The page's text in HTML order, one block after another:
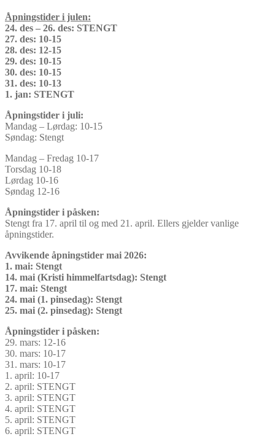
Åpningstider i julen:
24. des – 26. des: STENGT
27. des: 10-15
28. des: 12-15
29. des: 10-15
30. des: 10-15
31. des: 10-13
1. jan: STENGT
Åpningstider i juli:
Mandag – Lørdag: 10-15
Søndag: Stengt
Mandag – Fredag 10-17
Torsdag 10-18
Lørdag 10-16
Søndag 12-16
Åpningstider i påsken:
Stengt fra 17. april til og med 21. april. Ellers gjelder vanlige
åpningstider.
Avvikende åpningstider mai 2026:
1. mai: Stengt
14. mai (Kristi himmelfartsdag): Stengt
17. mai: Stengt
24. mai (1. pinsedag): Stengt
25. mai (2. pinsedag): Stengt
Åpningstider i påsken:
29. mars: 12-16
30. mars: 10-17
31. mars: 10-17
1. april: 10-17
2. april: STENGT
3. april: STENGT
4. april: STENGT
5. april: STENGT
6. april: STENGT